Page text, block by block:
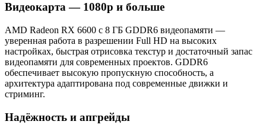
Видеокарта — 1080p и больше
AMD Radeon RX 6600 с 8 ГБ GDDR6 видеопамяти —
уверенная работа в разрешении Full HD на высоких
настройках, быстрая отрисовка текстур и достаточный запас
видеопамяти для современных проектов. GDDR6
обеспечивает высокую пропускную способность, а
архитектура адаптирована под современные движки и
стриминг.
Надёжность и апгрейды